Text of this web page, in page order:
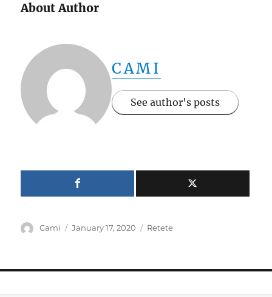
About Author
CAMI
See author's posts
Author
Cami
Posted
January 17, 2020 Categories
Retete